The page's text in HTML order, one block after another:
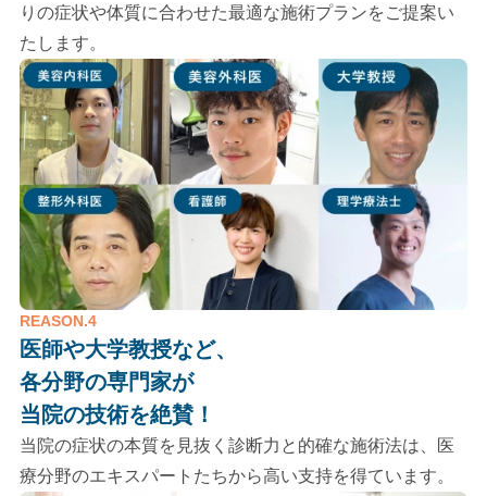
りの症状や体質に合わせた最適な施術プランをご提案い
たします。
REASON.4
医師や大学教授など、
各分野の専門家が
当院の技術を絶賛！
当院の症状の本質を見抜く診断力と的確な施術法は、医
療分野のエキスパートたちから高い支持を得ています。